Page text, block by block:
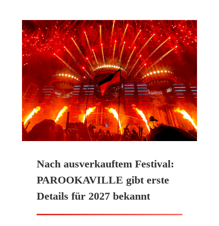
Nach ausverkauftem Festival:
PAROOKAVILLE gibt erste
Details für 2027 bekannt